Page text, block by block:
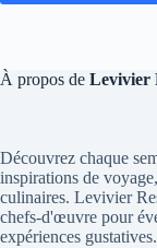
À propos de Levivier
Découvrez chaque
inspirations de
culinaires. Levivier
chefs-d'œuvre pour
expériences gustatives.